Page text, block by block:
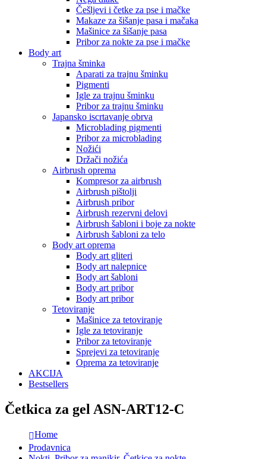
Češljevi i četke za pse i mačke
Makaze za šišanje pasa i mačaka
Mašinice za šišanje pasa
Pribor za nokte za pse i mačke
Body art
Trajna šminka
Aparati za trajnu šminku
Pigmenti
Igle za trajnu šminku
Pribor za trajnu šminku
Japansko iscrtavanje obrva
Microblading pigmenti
Pribor za microblading
Nožići
Držači nožića
Airbrush oprema
Kompresor za airbrush
Airbrush pištolji
Airbrush pribor
Airbrush rezervni delovi
Airbrush šabloni i boje za nokte
Airbrush šabloni za telo
Body art oprema
Body art gliteri
Body art nalepnice
Body art šabloni
Body art pribor
Body art pribor
Tetoviranje
Mašinice za tetoviranje
Igle za tetoviranje
Pribor za tetoviranje
Sprejevi za tetoviranje
Oprema za tetoviranje
AKCIJA
Bestsellers
Četkica za gel ASN-ART12-C
Home
Prodavnica